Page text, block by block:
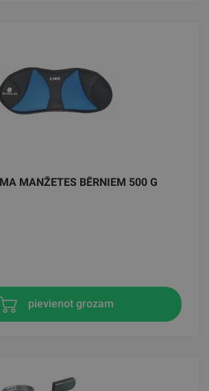
MANŽETES BĒRNIEM 500 G
pievienot grozam